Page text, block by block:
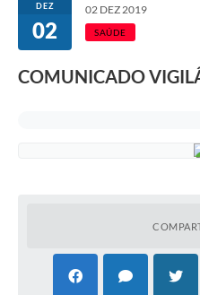
Transparência
DEZ
02
02 DEZ 2019
SAÚDE
COMUNICADO